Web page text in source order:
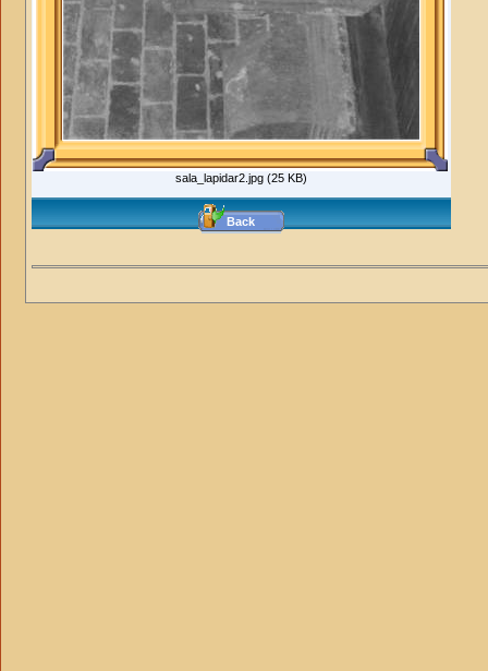
sala_lapidar2.jpg (25 KB)